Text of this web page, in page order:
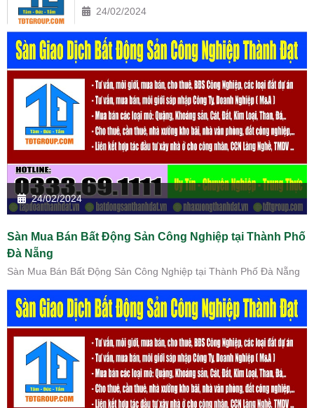
24/02/2024
24/02/2024
Sàn Mua Bán Bất Động Sản Công Nghiệp tại Thành Phố
Đà Nẵng
Sàn Mua Bán Bất Động Sản Công Nghiệp tại Thành Phố Đà Nẵng